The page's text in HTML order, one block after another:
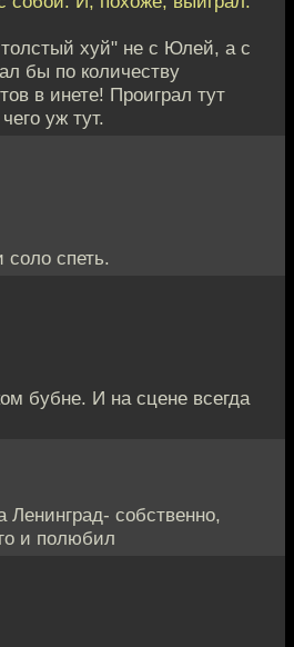
хуй" не с Юлей, а с
бы по количеству
в инете! Проиграл тут
уж тут.
соло спеть.
бубне. И на сцене всегда
собственно,
и полюбил